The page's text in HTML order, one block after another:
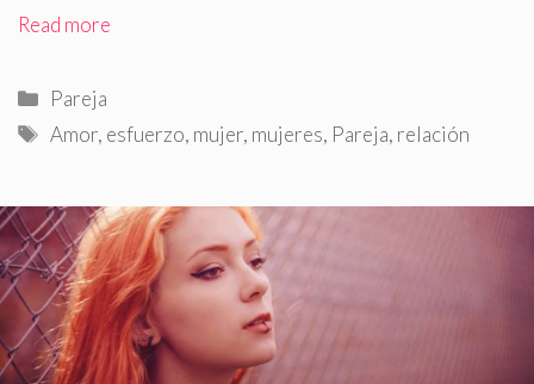
Read more
Categorías
Pareja
Etiquetas
Amor, esfuerzo, mujer, mujeres, Pareja, relación